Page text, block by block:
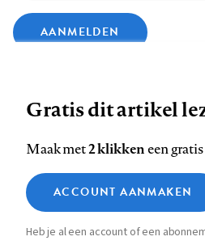
mailadres
AANMELDEN
op
Facebook
op
LinkedIn
op
Bluesky
ons
op
Footer
Contact Colofon Disclaimer
Medische
Zie onze cookie policy
Analytische cookies
Marketing cookies
Gratis dit artikel
Maak met2 klikkeneen
ACCOUNT AANMAKEN
Heb je al een account of een